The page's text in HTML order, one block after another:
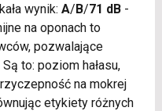
wynik: A/B/71 dB-
na oponach to
pozwalające
to: poziom hałasu,
na mokrej
etykiety różnych